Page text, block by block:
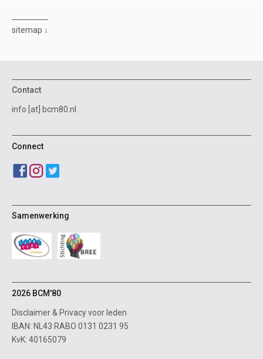
sitemap
Contact
info [at] bcm80.nl
Connect
Samenwerking
2026 BCM'80
Disclaimer& Privacy voor leden
IBAN: NL43 RABO 0131 0231 95
KvK: 40165079